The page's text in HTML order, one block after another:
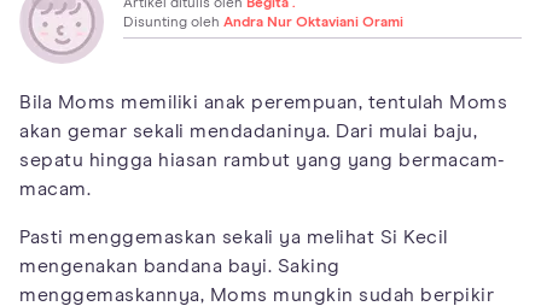
Artikel ditulis oleh Begita .
Disunting oleh Andra Nur Oktaviani Orami
Bila Moms memiliki anak perempuan, tentulah Moms
akan gemar sekali mendadaninya. Dari mulai baju,
sepatu hingga hiasan rambut yang yang bermacam-
macam.
Pasti menggemaskan sekali ya melihat Si Kecil
mengenakan bandana bayi. Saking
menggemaskannya, Moms mungkin sudah berpikir